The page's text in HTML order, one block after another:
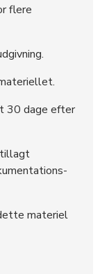
flere
30 dage efter
tillagt
materiel